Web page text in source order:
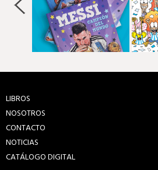
LIBROS
NOSOTROS
CONTACTO
NOTICIAS
CATÁLOGO DIGITAL